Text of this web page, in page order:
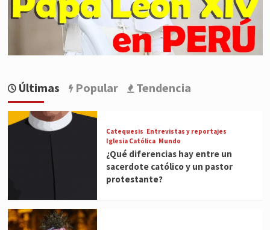
Últimas Popular Tendencia
Catequesis Entrevistas y reportajes
Iglesia Católica Mundo
¿Qué diferencias hay entre un
sacerdote católico y un pastor
protestante?